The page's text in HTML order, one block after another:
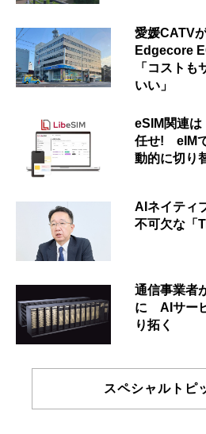
愛媛CATV
Edgecore
「コスト
いい」
eSIM関連
任せ! eIM
動的に切り
AIネイティ
不可欠な「
通信事業者
に AIサー
り拓く
スペシャルトピ